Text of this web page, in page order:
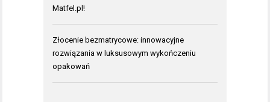
Matfel.pl!
Złocenie bezmatrycowe: innowacyjne
rozwiązania w luksusowym wykończeniu
opakowań